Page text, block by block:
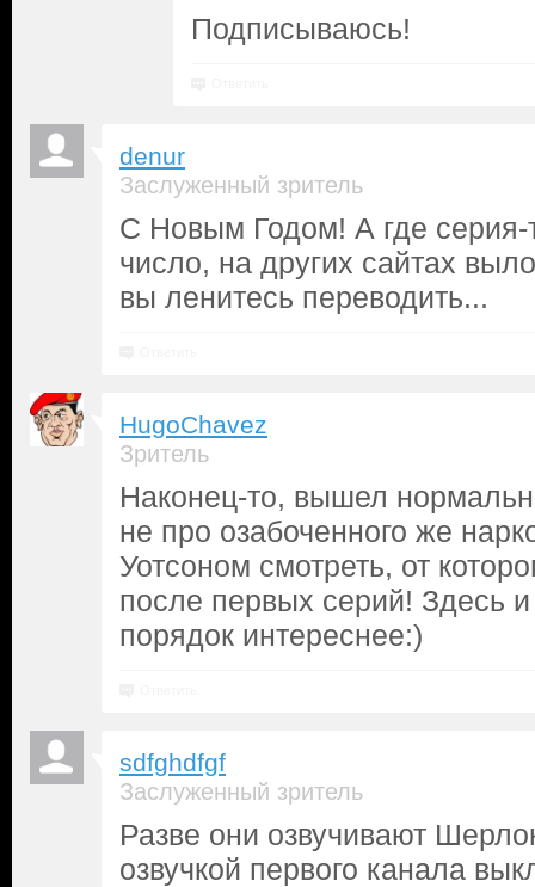
Подписываюсь!
denur
Заслуженный зритель
С Новым Годом! А где серия-
число, на других сайтах
вы ленитесь переводить...
HugoChavez
Зритель
Наконец-то, вышел
не про озабоченного же
Уотсоном смотреть, от
после первых серий! Здесь
порядок интереснее:)
sdfghdfgf
Заслуженный зритель
Разве они озвучивают
озвучкой первого канала